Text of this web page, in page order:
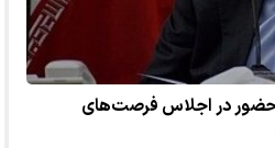
حضور در اجلاس فرصت‌های